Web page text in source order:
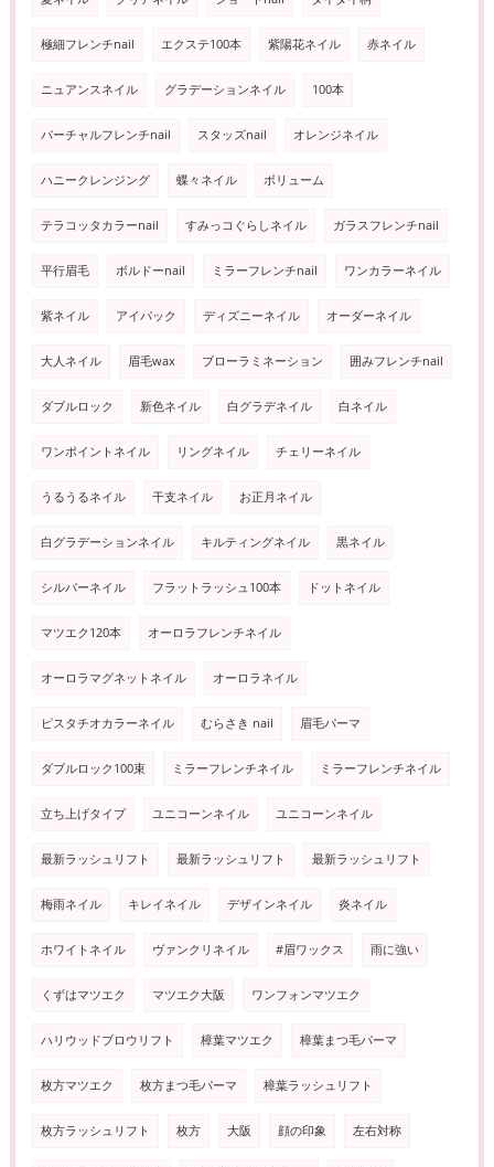
極細フレンチnail エクステ100本 紫陽花ネイル 赤ネイル
ニュアンスネイル グラデーションネイル 100本
バーチャルフレンチnail スタッズnail オレンジネイル
ハニークレンジング 蝶々ネイル ボリューム
テラコッタカラーnail すみっコぐらしネイル ガラスフレンチnail
平行眉毛 ボルドーnail ミラーフレンチnail ワンカラーネイル
紫ネイル アイパック ディズニーネイル オーダーネイル
大人ネイル 眉毛wax ブローラミネーション 囲みフレンチnail
ダブルロック 新色ネイル 白グラデネイル 白ネイル
ワンポイントネイル リングネイル チェリーネイル
うるうるネイル 干支ネイル お正月ネイル
白グラデーションネイル キルティングネイル 黒ネイル
シルバーネイル フラットラッシュ100本 ドットネイル
マツエク120本 オーロラフレンチネイル
オーロラマグネットネイル オーロラネイル
ピスタチオカラーネイル むらさき nail 眉毛パーマ
ダブルロック100束 ミラーフレンチネイル ミラーフレンチネイル
立ち上げタイプ ユニコーンネイル ユニコーンネイル
最新ラッシュリフト 最新ラッシュリフト 最新ラッシュリフト
梅雨ネイル キレイネイル デザインネイル 炎ネイル
ホワイトネイル ヴァンクリネイル #眉ワックス 雨に強い
くずはマツエク マツエク大阪 ワンフォンマツエク
ハリウッドブロウリフト 樟葉マツエク 樟葉まつ毛パーマ
枚方マツエク 枚方まつ毛パーマ 樟葉ラッシュリフト
枚方ラッシュリフト 枚方 大阪 顔の印象 左右対称